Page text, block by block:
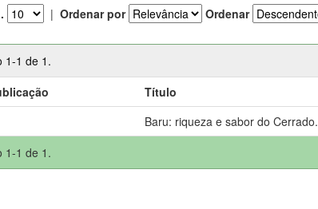
| Ordenar por Ordenar
1-1 de 1.
Título
Baru: riqueza e sabor do Cerrado.
1-1 de 1.